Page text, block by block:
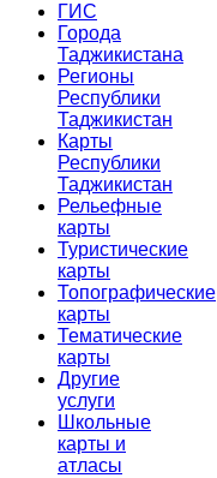
ГИС
Города
Таджикистана
Регионы
Республики
Таджикистан
Карты
Республики
Таджикистан
Рельефные
карты
Туристические
карты
Топографические
карты
Тематические
карты
Другие
услуги
Школьные
карты и
атласы